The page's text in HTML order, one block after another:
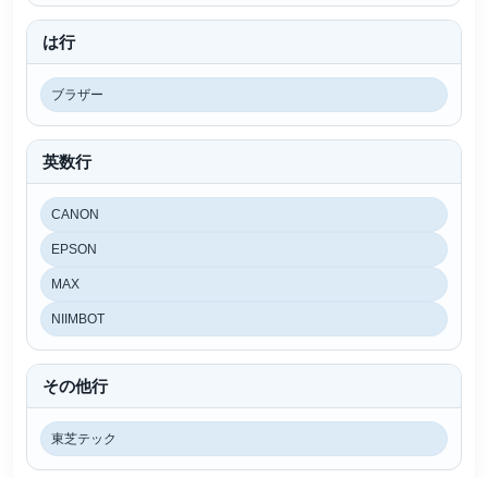
は行
ブラザー
英数行
CANON
EPSON
MAX
NIIMBOT
その他行
東芝テック